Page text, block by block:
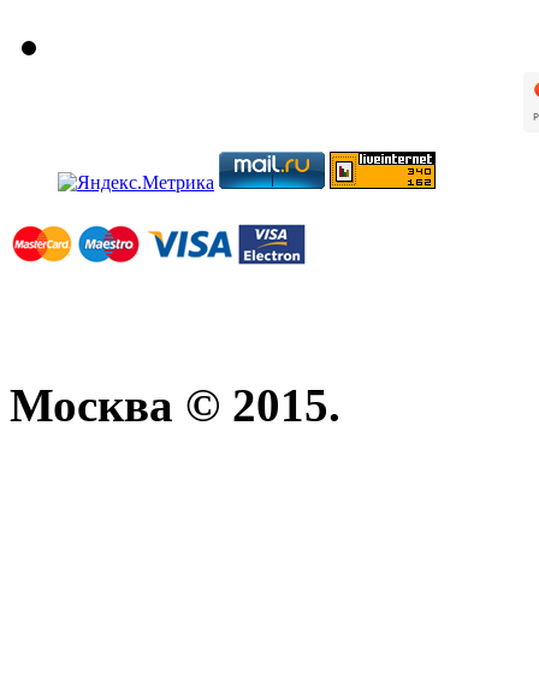
Москва © 2015.